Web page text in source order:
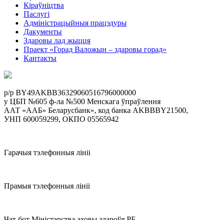
Кіраўніцтва
Паслугi
Адміністрацыйныя працэдуры
Дакументы
Здаровы лад жыцця
Праект «Горад Валожын – здаровы горад»
Кантакты
p/р BY49AKBB36329060516796000000
у ЦБП №605 ф-ла №500 Менскага ўпраўлення
ААТ «ААБ» Беларусбанк», код банка AKBBBY21500,
УНП 600059299, ОКПО 05565942
Гарачыя тэлефонныя лініі
Прамыя тэлефонныя лініі